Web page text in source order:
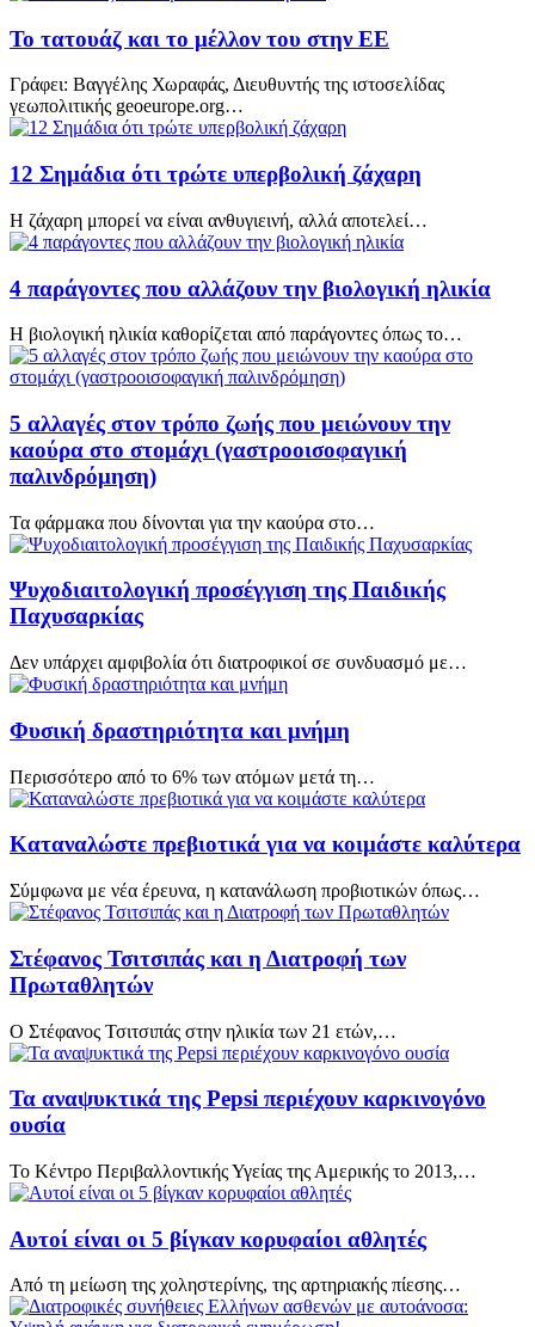
Το τατουάζ και το μέλλον του στην ΕΕ
Γράφει: Βαγγέλης Χωραφάς, Διευθυντής της ιστοσελίδας
γεωπολιτικής geoeurope.org…
12 Σημάδια ότι τρώτε υπερβολική ζάχαρη
Η ζάχαρη μπορεί να είναι ανθυγιεινή, αλλά αποτελεί…
4 παράγοντες που αλλάζουν την βιολογική ηλικία
Η βιολογική ηλικία καθορίζεται από παράγοντες όπως το…
5 αλλαγές στον τρόπο ζωής που μειώνουν την
καούρα στο στομάχι (γαστροοισοφαγική
παλινδρόμηση)
Τα φάρμακα που δίνονται για την καούρα στο…
Ψυχοδιαιτολογική προσέγγιση της Παιδικής
Παχυσαρκίας
Δεν υπάρχει αμφιβολία ότι διατροφικοί σε συνδυασμό με…
Φυσική δραστηριότητα και μνήμη
Περισσότερο από το 6% των ατόμων μετά τη…
Καταναλώστε πρεβιοτικά για να κοιμάστε καλύτερα
Σύμφωνα με νέα έρευνα, η κατανάλωση προβιοτικών όπως…
Στέφανος Τσιτσιπάς και η Διατροφή των
Πρωταθλητών
Ο Στέφανος Τσιτσιπάς στην ηλικία των 21 ετών,…
Τα αναψυκτικά της Pepsi περιέχουν καρκινογόνο
ουσία
Το Κέντρο Περιβαλλοντικής Υγείας της Αμερικής το 2013,…
Αυτοί είναι οι 5 βίγκαν κορυφαίοι αθλητές
Από τη μείωση της χοληστερίνης, της αρτηριακής πίεσης…